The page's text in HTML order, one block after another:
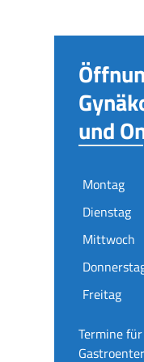
und
Montag
Dienstag
Mittwoch
Freitag
Termine